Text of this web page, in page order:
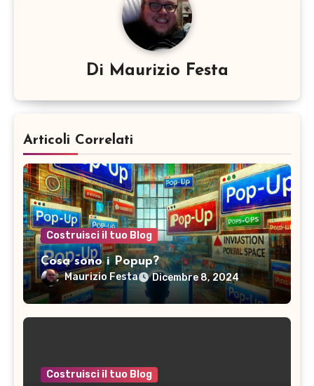
Di Maurizio Festa
Articoli Correlati
Costruisci il tuo Blog
Cosa sono i Popup?
Maurizio Festa Dicembre 8, 2024
Costruisci il tuo Blog